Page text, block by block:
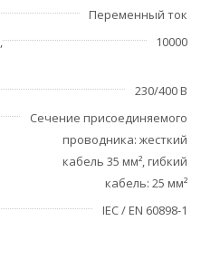
Переменный ток
10000
230/400 В
Сечение присоединяемого
проводника: жесткий
кабель 35 мм², гибкий
кабель: 25 мм²
IEC / EN 60898-1